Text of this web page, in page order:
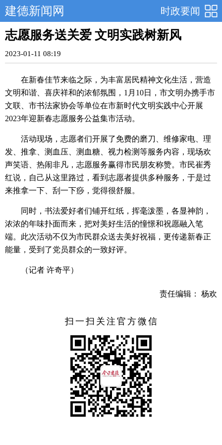
时政要闻
建德新闻网
志愿服务送关爱 文明实践树新风
2023-01-11 08:19
在新春佳节来临之际，为丰富居民精神文化生活，营造
文明和谐、喜庆祥和的浓郁氛围，1月10日，市文明办携手市
文联、市书法家协会等单位在市新时代文明实践中心开展
2023年迎新春志愿服务公益集市活动。
活动现场，志愿者们开展了免费的磨刀、维修家电、理
发、推拿、测血压、测血糖、视力检测等服务内容，现场欢
声笑语、热闹非凡，志愿服务赢得市民朋友称赞。市民崔秀
红说，自己从这里路过，看到志愿者提供多种服务，于是过
来推拿一下、刮一下痧，觉得很舒服。
同时，书法爱好者们铺开红纸，挥毫泼墨，各显神韵，
浓浓的年味扑面而来，把对美好生活的憧憬和祝愿融入笔
端。此次活动不仅为市民群众送去美好祝福，更传递新春正
能量，受到了党员群众的一致好评。
（记者 许奇平）
责任编辑： 杨欢
扫一扫关注官方微信